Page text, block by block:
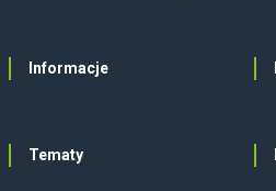
Informacje
Tematy